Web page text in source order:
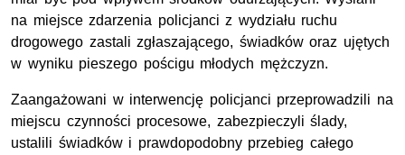
na miejsce zdarzenia policjanci z wydziału ruchu
drogowego zastali zgłaszającego, świadków oraz ujętych
w wyniku pieszego pościgu młodych mężczyzn.
Zaangażowani w interwencję policjanci przeprowadzili na
miejscu czynności procesowe, zabezpieczyli ślady,
ustalili świadków i prawdopodobny przebieg całego